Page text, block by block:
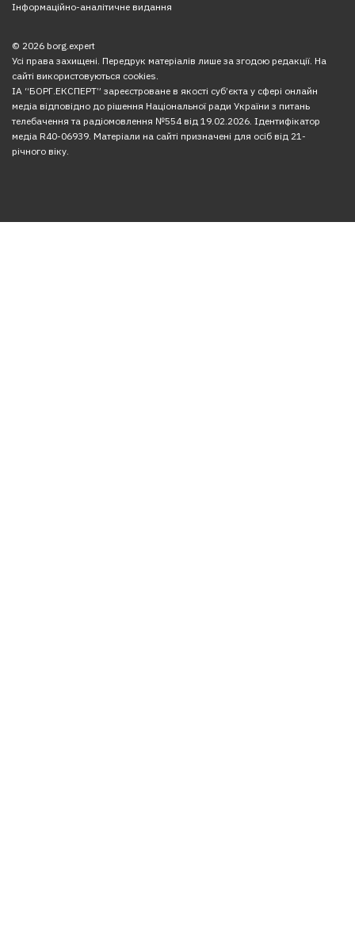
Інформаційно-аналітичне видання
© 2026 borg.expert
Усі права захищені. Передрук матеріалів лише за згодою редакції. На
сайті використовуються cookies.
ІА “БОРГ.ЕКСПЕРТ” зареєстроване в якості суб’єкта у сфері онлайн
медіа відповідно до рішення Національної ради України з питань
телебачення та радіомовлення №554 від 19.02.2026. Ідентифікатор
медіа R40-06939. Матеріали на сайті призначені для осіб від 21-
річного віку.